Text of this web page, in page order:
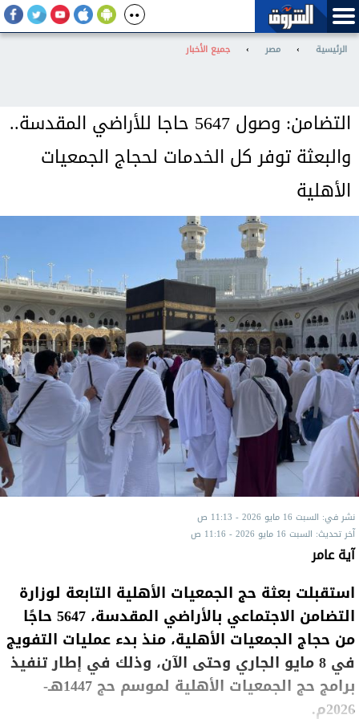
الرئيسية › مصر › جميع الأخبار
التضامن: وصول 5647 حاجا للأراضي المقدسة..
والبعثة توفر كل الخدمات لحجاج الجمعيات
الأهلية
نشر في: السبت 16 مايو 2026 - 11:13 ص
آخر تحديث: السبت 16 مايو 2026 - 11:16 ص
آية عامر
استقبلت بعثة حج الجمعيات الأهلية التابعة لوزارة
التضامن الاجتماعي بالأراضي المقدسة، 5647 حاجًا
من حجاج الجمعيات الأهلية، منذ بدء عمليات التفويج
في 8 مايو الجاري وحتى الآن، وذلك في إطار تنفيذ
برامج حج الجمعيات الأهلية لموسم حج 1447هـ-
2026م.